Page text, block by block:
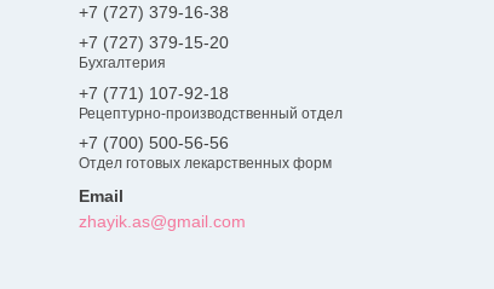
+7 (727) 379-16-38
+7 (727) 379-15-20
Бухгалтерия
+7 (771) 107-92-18
Рецептурно-производственный отдел
+7 (700) 500-56-56
Отдел готовых лекарственных форм
zhayik.as@gmail.com